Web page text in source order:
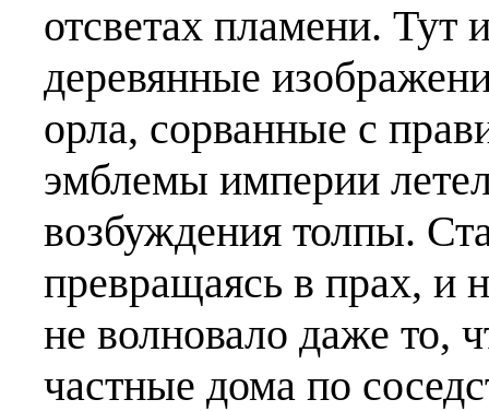
отсветах пламени. Тут
деревянные
орла, сорванные с
эмблемы империи
возбуждения толпы.
превращаясь в прах, и
не волновало даже то,
частные дома по